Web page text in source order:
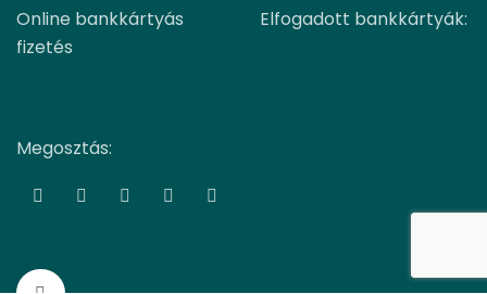
Online bankkártyás
fizetés
Elfogadott bankkártyák:
Megosztás: